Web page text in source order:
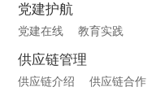
党建护航
党建在线 教育实践
供应链管理
供应链介绍 供应链合作